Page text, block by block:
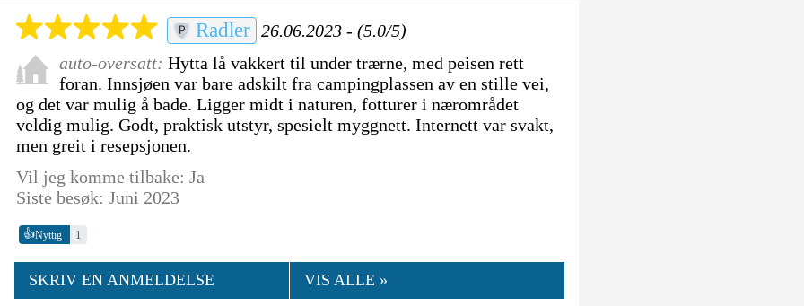
Radler 26.06.2023 - (5.0/5)
auto-oversatt:Hytta lå vakkert til under trærne, med peisen rett
foran. Innsjøen var bare adskilt fra campingplassen av en stille vei,
og det var mulig å bade. Ligger midt i naturen, fotturer i nærområdet
veldig mulig. Godt, praktisk utstyr, spesielt myggnett. Internett var svakt,
men greit i resepsjonen.
Vil jeg komme tilbake: Ja
Siste besøk: Juni 2023
👍Nyttig 1
SKRIV EN ANMELDELSE VIS ALLE »